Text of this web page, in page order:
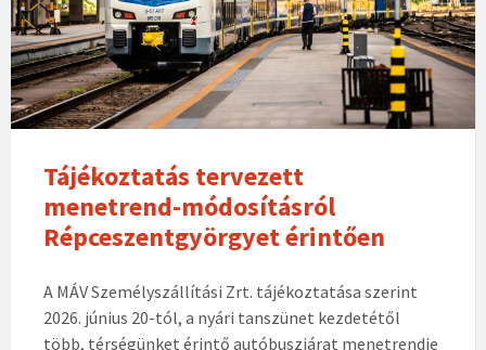
Tájékoztatás tervezett
menetrend-módosításról
Répceszentgyörgyet érintően
A MÁV Személyszállítási Zrt. tájékoztatása szerint
2026. június 20-tól, a nyári tanszünet kezdetétől
több, térségünket érintő autóbuszjárat menetrendje